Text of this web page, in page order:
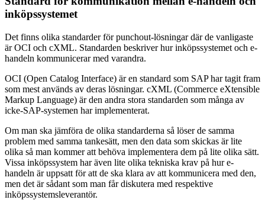
inköpssystemet
Det finns olika standarder för punchout-lösningar där de vanligaste
är OCI och cXML. Standarden beskriver hur inköpssystemet och e-
handeln kommunicerar med varandra.
OCI (Open Catalog Interface) är en standard som SAP har tagit fram
som mest används av deras lösningar. cXML (Commerce eXtensible
Markup Language) är den andra stora standarden som många av
icke-SAP-systemen har implementerat.
Om man ska jämföra de olika standarderna så löser de samma
problem med samma tankesätt, men den data som skickas är lite
olika så man kommer att behöva implementera dem på lite olika sätt.
Vissa inköpssystem har även lite olika tekniska krav på hur e-
handeln är uppsatt för att de ska klara av att kommunicera med den,
men det är sådant som man får diskutera med respektive
inköpssystemsleverantör.